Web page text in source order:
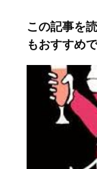
この記事を
もおすすめで